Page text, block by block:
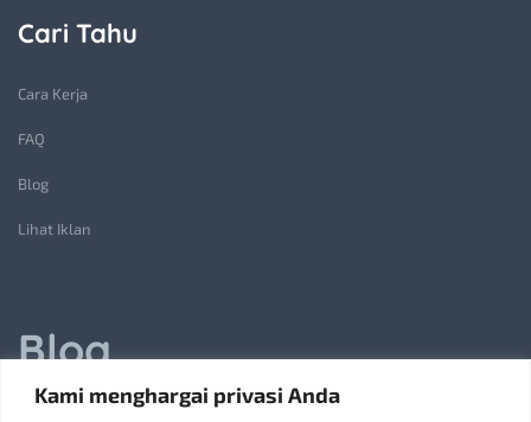
Kami menghargai privasi Anda
Cari Tahu
Cara Kerja
FAQ
Blog
Lihat Iklan
Blog
Jasa Pembuatan Lift Barang: Solusi Transportasi Vertikal